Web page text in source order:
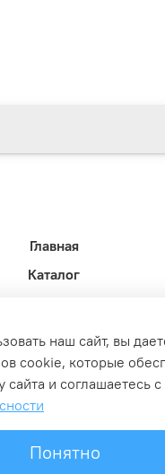
Главная
Каталог
Доставка
возврата
с администрацией
наш сайт, вы
cookie, которые
сайта и соглашаетесь
Понятно